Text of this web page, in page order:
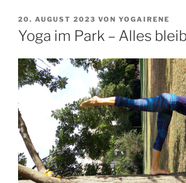
VERÖFFENTLICHT
AM
20. AUGUST 2023 VON YOGAIRENE
Yoga im Park – Alles